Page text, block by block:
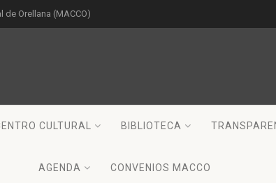
Orellana (MACCO)
CULTURAL BIBLIOTECA
AGENDA CONVENIOS MACCO